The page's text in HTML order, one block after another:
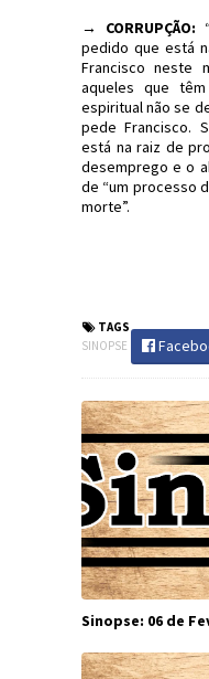
→ CORRUPÇÃO:
pedido que está
Francisco neste
aqueles que
espiritual não se
pede Francisco.
está na raiz de
desemprego e o
de “um processo
morte”.
TAGS
SINOPSE
Sinopse: 06 de